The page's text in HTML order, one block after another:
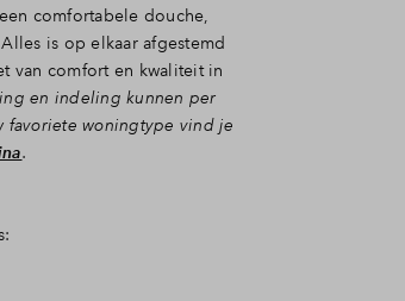
comfortabele douche,
is op elkaar afgestemd
van comfort en kwaliteit in
en indeling kunnen per
favoriete woningtype vind je
.